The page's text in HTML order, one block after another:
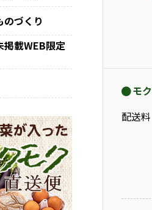
のづくり
掲載WEB限定
モ
配送料